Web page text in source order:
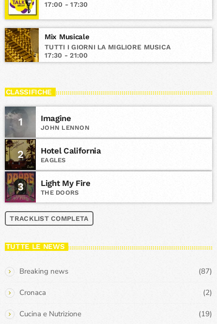
17:00 - 17:30
Mix Musicale
TUTTI I GIORNI LA MIGLIORE MUSICA
17:30 - 21:00
CLASSIFICHE
1 Imagine
JOHN LENNON
2 Hotel California
EAGLES
3 Light My Fire
THE DOORS
TRACKLIST COMPLETA
TUTTE LE NEWS
Breaking news (87)
Cronaca (2)
Cucina e Nutrizione (19)